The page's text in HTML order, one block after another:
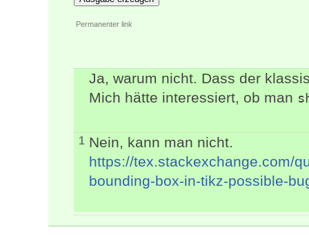
Permanenter link
Ja, warum nicht. Dass der
Mich hätte interessiert, ob man
1 Nein, kann man nicht.
https://tex.stackexchange.com/
bounding-box-in-tikz-possible-